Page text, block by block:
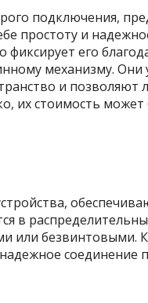
подключения,
простоту и
его
механизму. Они
и позволяют
их стоимость
в
или безвинтовыми.
соединение